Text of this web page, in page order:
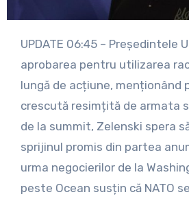
UPDATE 06:45 – Președintele Ucrainei a cerut
aprobarea pentru utilizarea
lungă de acțiune, menționând
crescută resimțită de armata
de la summit, Zelenski spera
sprijinul promis din partea
urma negocierilor de la
peste Ocean susțin că NATO